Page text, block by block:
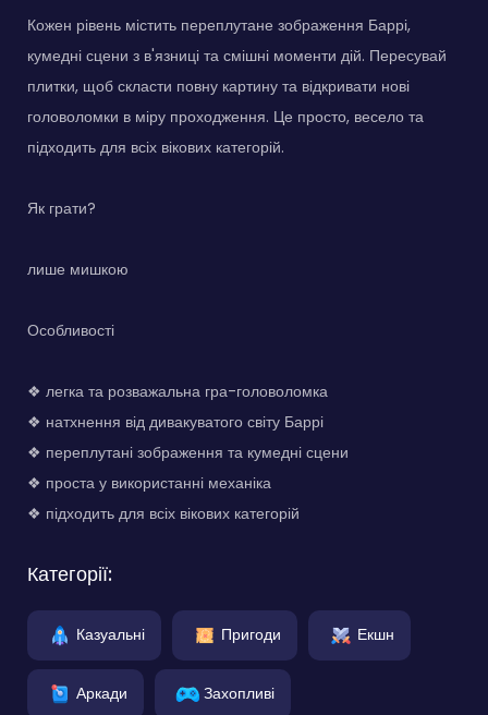
Кожен рівень містить переплутане зображення Баррі,
кумедні сцени з в'язниці та смішні моменти дій. Пересувай
плитки, щоб скласти повну картину та відкривати нові
головоломки в міру проходження. Це просто, весело та
підходить для всіх вікових категорій.
Як грати?
лише мишкою
Особливості
❖ легка та розважальна гра-головоломка
❖ натхнення від дивакуватого світу Баррі
❖ переплутані зображення та кумедні сцени
❖ проста у використанні механіка
❖ підходить для всіх вікових категорій
Категорії:
Казуальні Пригоди Екшн
Аркади Захопливі